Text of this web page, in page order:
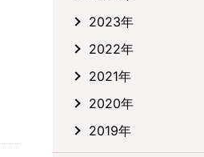
2023年
2022年
2021年
2020年
2019年